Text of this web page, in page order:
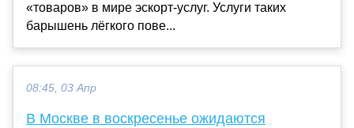
«товаров» в мире эскорт-услуг. Услуги таких
барышень лёгкого пове...
08:45, 03 Апр
В Москве в воскресенье ожидаются